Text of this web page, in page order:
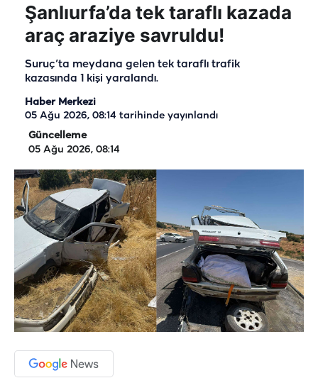
Şanlıurfa’da tek taraflı kazada
araç araziye savruldu!
Suruç’ta meydana gelen tek taraflı trafik
kazasında 1 kişi yaralandı.
Haber Merkezi
05 Ağu 2026, 08:14 tarihinde yayınlandı
Güncelleme
05 Ağu 2026, 08:14